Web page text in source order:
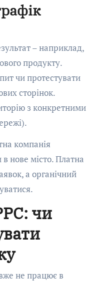
– наприклад,
продукту.
чи протестувати
сторінок.
з конкретними
компанія
нове місто. Платна
а органічний
чи
не працює в